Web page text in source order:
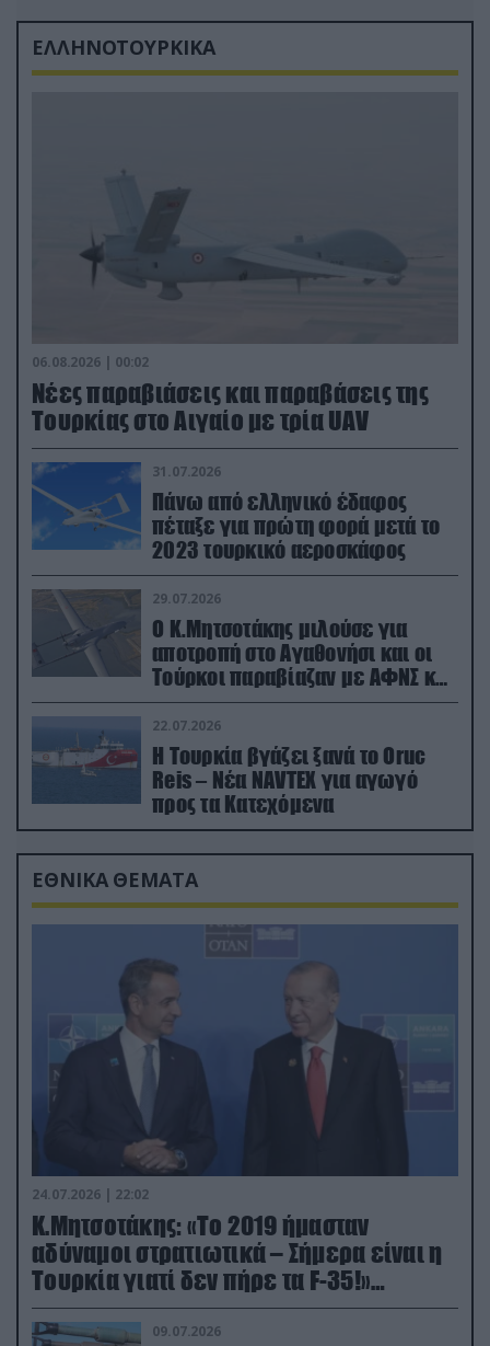
ΕΛΛΗΝΟΤΟΥΡΚΙΚΑ
06.08.2026 | 00:02
Νέες παραβιάσεις και παραβάσεις της
Τουρκίας στο Αιγαίο με τρία UAV
31.07.2026
Πάνω από ελληνικό έδαφος
πέταξε για πρώτη φορά μετά το
2023 τουρκικό αεροσκάφος
29.07.2026
Ο Κ.Μητσοτάκης μιλούσε για
αποτροπή στο Αγαθονήσι και οι
Τούρκοι παραβίαζαν με ΑΦΝΣ και
drone
22.07.2026
Η Τουρκία βγάζει ξανά το Oruc
Reis – Νέα NAVTEX για αγωγό
προς τα Κατεχόμενα
ΕΘΝΙΚΑ ΘΕΜΑΤΑ
24.07.2026 | 22:02
Κ.Μητσοτάκης: «Το 2019 ήμασταν
αδύναμοι στρατιωτικά – Σήμερα είναι η
Τουρκία γιατί δεν πήρε τα F-35!»
(βίντεο)
09.07.2026